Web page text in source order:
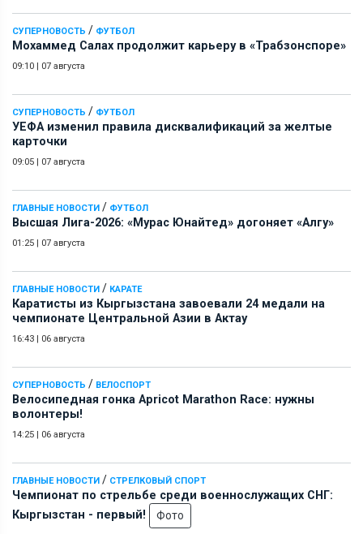
СУПЕРНОВОСТЬ / ФУТБОЛ
Мохаммед Салах продолжит карьеру в «Трабзонспоре»
09:10 | 07 августа
СУПЕРНОВОСТЬ / ФУТБОЛ
УЕФА изменил правила дисквалификаций за желтые
карточки
09:05 | 07 августа
ГЛАВНЫЕ НОВОСТИ / ФУТБОЛ
Высшая Лига-2026: «Мурас Юнайтед» догоняет «Алгу»
01:25 | 07 августа
ГЛАВНЫЕ НОВОСТИ / КАРАТЕ
Каратисты из Кыргызстана завоевали 24 медали на
чемпионате Центральной Азии в Актау
16:43 | 06 августа
СУПЕРНОВОСТЬ / ВЕЛОСПОРТ
Велосипедная гонка Apricot Marathon Race: нужны
волонтеры!
14:25 | 06 августа
ГЛАВНЫЕ НОВОСТИ / СТРЕЛКОВЫЙ СПОРТ
Чемпионат по стрельбе среди военнослужащих СНГ:
Кыргызстан - первый!
Фото